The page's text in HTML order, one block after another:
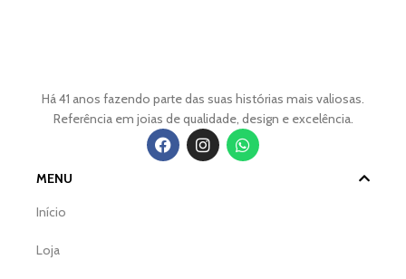
Há 41 anos fazendo parte das suas histórias mais valiosas.
Referência em joias de qualidade, design e excelência.
MENU
Início
Loja